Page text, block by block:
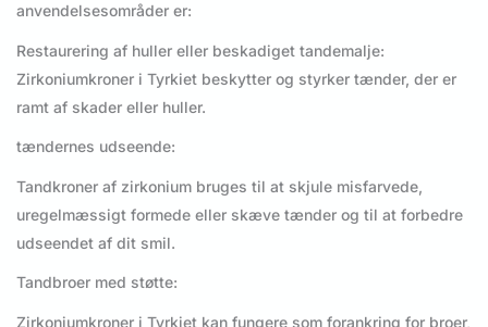
anvendelsesområder er:
Restaurering af huller eller beskadiget tandemalje:
Zirkoniumkroner i Tyrkiet beskytter og styrker tænder, der er
ramt af skader eller huller.
tændernes udseende:
Tandkroner af zirkonium bruges til at skjule misfarvede,
uregelmæssigt formede eller skæve tænder og til at forbedre
udseendet af dit smil.
Tandbroer med støtte:
Zirkoniumkroner i Tyrkiet kan fungere som forankring for broer,